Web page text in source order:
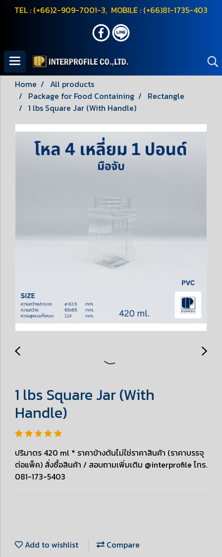
TEL : (+66)2-909-7001-3, MOBILE : (+66)81-1735-403
Home
All products
Package for Food Containing
Rectangle
1 lbs Square Jar (With Handle)
1 lbs Square Jar (With
Handle)
ปริมาตร 420 ml * ราคาข้างต้นไม่ใช่ราคาสินค้า (ราคาบรรจุ
ต่อแพ็ค) สั่งซื้อสินค้า / สอบถามเพิ่มเติม @interprofile โทร.
081-173-5403
Add to wishlist
Compare